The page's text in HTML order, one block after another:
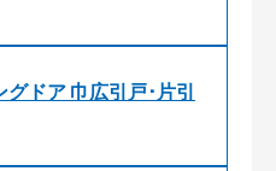
ドア 巾広引戸･片引